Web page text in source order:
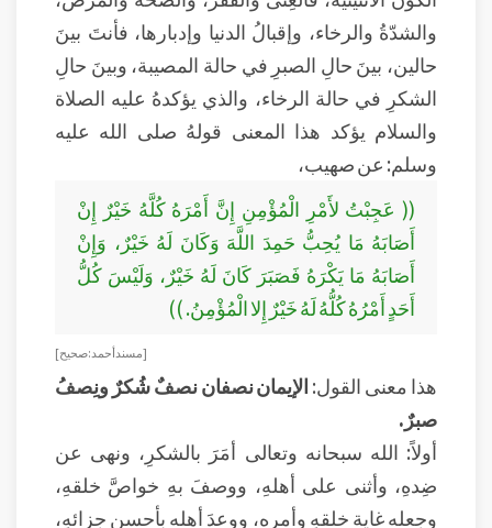
والشدّةُ والرخاء، وإقبالُ الدنيا وإدبارها، فأنتَ بينَ
حالين، بينَ حالِ الصبرِ في حالة المصيبة، وبينَ حالِ
الشكرِ في حالة الرخاء، والذي يؤكدهُ عليه الصلاة
والسلام يؤكد هذا المعنى قولهُ صلى الله عليه
وسلم: عن صهيب،
(( عَجِبْتُ لأَمْرِ الْمُؤْمِنِ إِنَّ أَمْرَهُ كُلَّهُ خَيْرٌ إِنْ
أَصَابَهُ مَا يُحِبُّ حَمِدَ اللَّهَ وَكَانَ لَهُ خَيْرٌ، وَإِنْ
أَصَابَهُ مَا يَكْرَهُ فَصَبَرَ كَانَ لَهُ خَيْرٌ، وَلَيْسَ كُلُّ
أَحَدٍ أَمْرُهُ كُلُّهُ لَهُ خَيْرٌ إِلا الْمُؤْمِنُ. ))
[ مسند أحمد: صحيح ]
هذا معنى القول:الإيمان نصفان نصفٌ شُكرٌ ونِصفُ
صبرٌ.
أولاً: الله سبحانه وتعالى أمَرَ بالشكرِ، ونهى عن
ضِدهِ، وأثنى على أهلهِ، ووصفَ بهِ خواصَّ خلقهِ،
وجعله غاية خلقهِ وأمره، ووعدَ أهله بأحسنِ جزائهِ،